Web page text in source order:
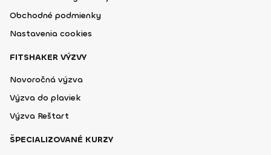
Obchodné podmienky
Nastavenia cookies
FITSHAKER VÝZVY
Novoročná výzva
Výzva do plaviek
Výzva Reštart
ŠPECIALIZOVANÉ KURZY